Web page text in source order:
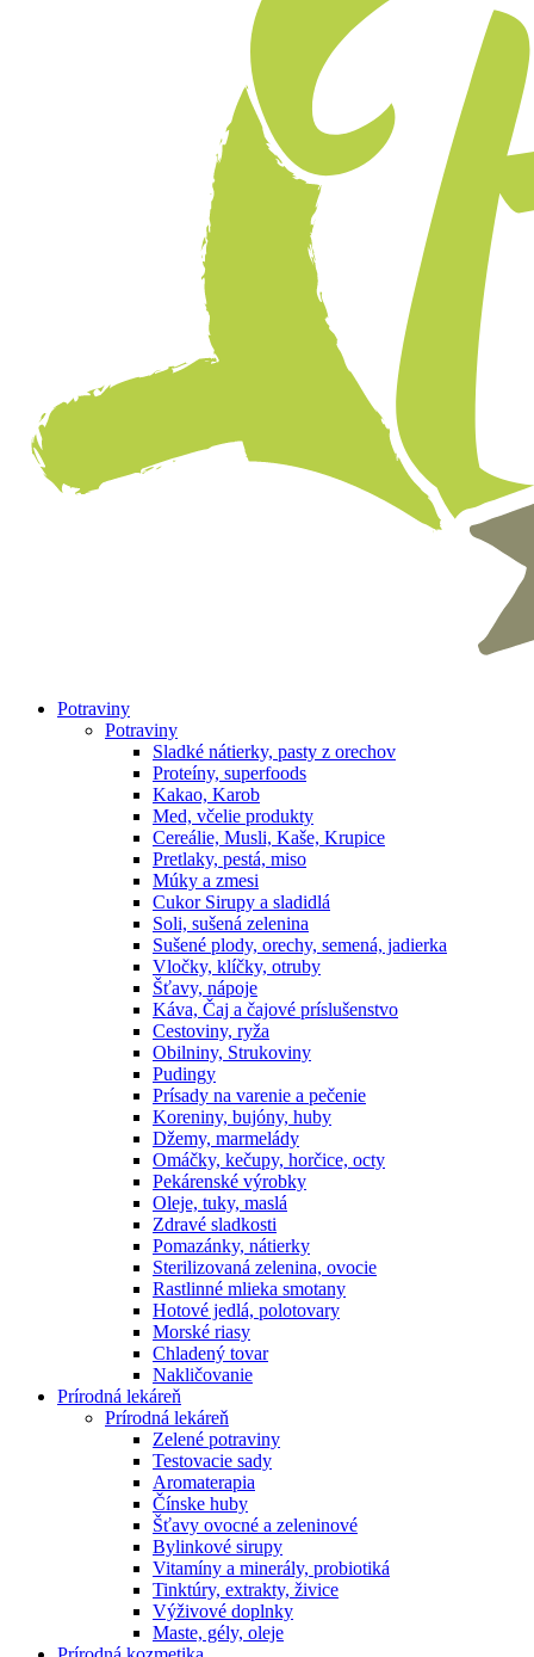
Potraviny
Potraviny
Sladké nátierky, pasty z orechov
Proteíny, superfoods
Kakao, Karob
Med, včelie produkty
Cereálie, Musli, Kaše, Krupice
Pretlaky, pestá, miso
Múky a zmesi
Cukor Sirupy a sladidlá
Soli, sušená zelenina
Sušené plody, orechy, semená, jadierka
Vločky, klíčky, otruby
Šťavy, nápoje
Káva, Čaj a čajové príslušenstvo
Cestoviny, ryža
Obilniny, Strukoviny
Pudingy
Prísady na varenie a pečenie
Koreniny, bujóny, huby
Džemy, marmelády
Omáčky, kečupy, horčice, octy
Pekárenské výrobky
Oleje, tuky, maslá
Zdravé sladkosti
Pomazánky, nátierky
Sterilizovaná zelenina, ovocie
Rastlinné mlieka smotany
Hotové jedlá, polotovary
Morské riasy
Chladený tovar
Nakličovanie
Prírodná lekáreň
Prírodná lekáreň
Zelené potraviny
Testovacie sady
Aromaterapia
Čínske huby
Šťavy ovocné a zeleninové
Bylinkové sirupy
Vitamíny a minerály, probiotiká
Tinktúry, extrakty, živice
Výživové doplnky
Maste, gély, oleje